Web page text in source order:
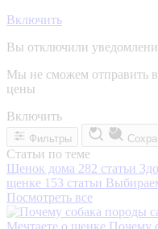
Включить
Вы отключили
Мы не сможем отправить
цены
Включить
Фильтры
Статьи по теме
Щенок дома 282 статьи
щенке 153 статьи
Посмотреть все
Мечтаете о щенке Почему